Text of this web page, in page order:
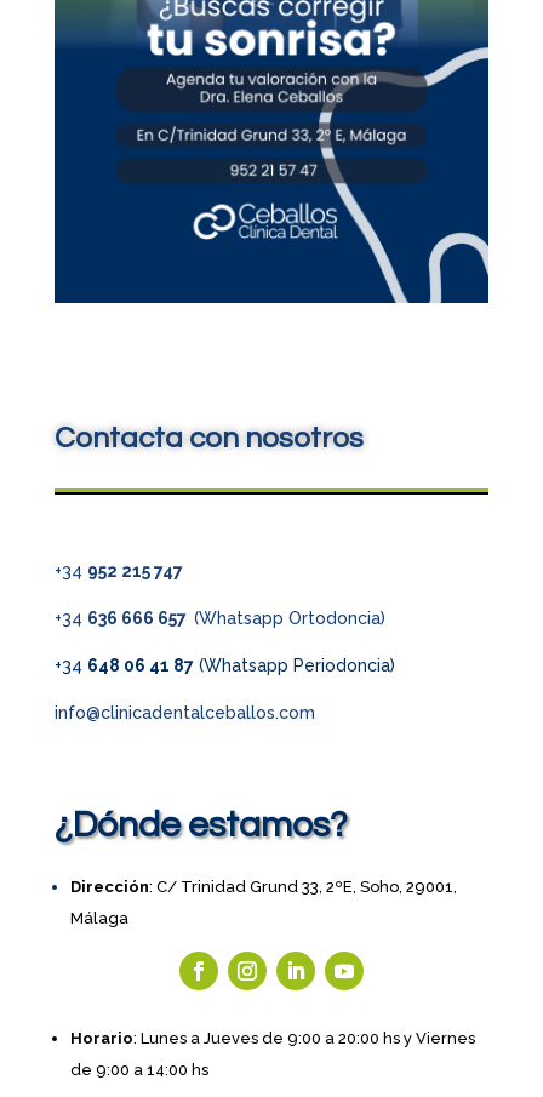
Contacta con nosotros
+34 952 215 747
+34 636 666 657 (Whatsapp Ortodoncia)
+34 648 06 41 87(Whatsapp Periodoncia)
info@clinicadentalceballos.com
¿Dónde estamos?
Dirección: C/ Trinidad Grund 33, 2ºE, Soho, 29001,
Málaga
Horario: Lunes a Jueves de 9:00 a 20:00 hs y Viernes
de 9:00 a 14:00 hs